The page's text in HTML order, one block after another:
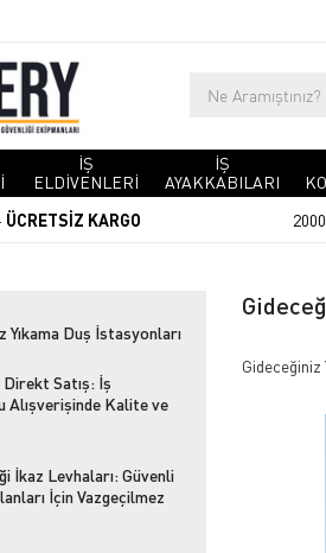
İŞ
ELDİVENLERİ
İŞ
AYAKKABILARI
ÜCRETSİZ KARGO
Yıkama Duş İstasyonları
Satış: İş
Alışverişinde Kalite ve
İkaz Levhaları: Güvenli
İçin Vazgeçilmez
Gideceğiniz